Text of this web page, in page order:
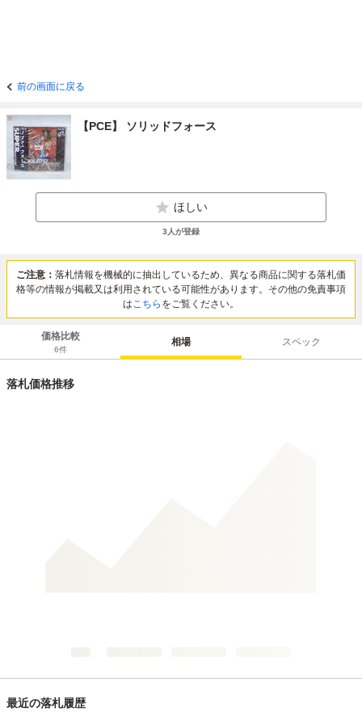
前の画面に戻る
【PCE】 ソリッドフォース
ほしい
3 人が登録
ご注意： 落札情報を機械的に抽出しているため、異なる商品に関する落札価
格等の情報が掲載又は利用されている可能性があります。その他の免責事項
はこちら をご覧ください。
価格比較
6件
相場 スペック
落札価格推移
最近の落札履歴